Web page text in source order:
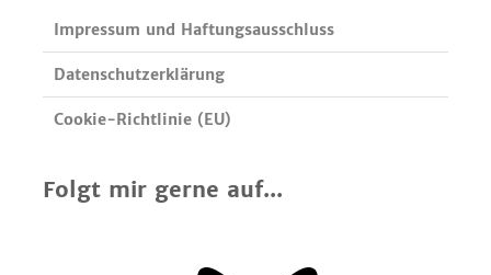
Impressum und Haftungsausschluss
Datenschutzerklärung
Cookie-Richtlinie (EU)
Folgt mir gerne auf...